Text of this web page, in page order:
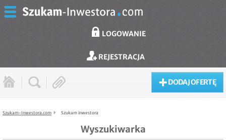
LOGOWANIE
REJESTRACJA
DODAJ OFERTĘ
Szukam-Inwestora.com Szukam inwestora
Wyszukiwarka